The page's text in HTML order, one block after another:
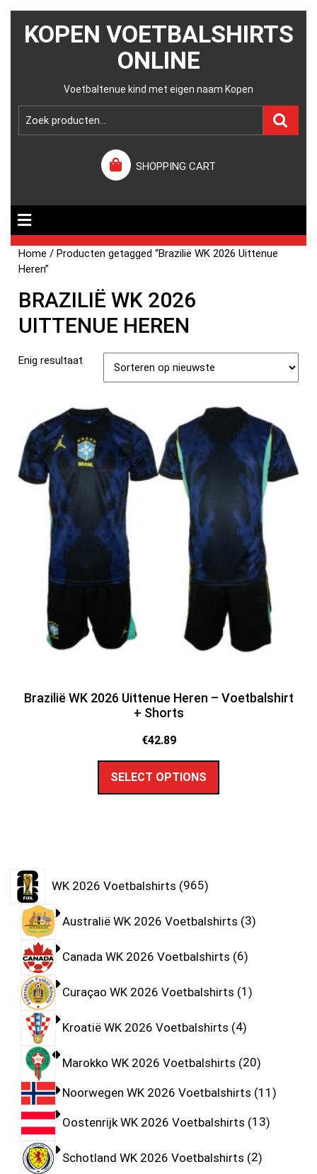
KOPEN VOETBALSHIRTS
ONLINE
Voetbaltenue kind met eigen naam Kopen
SHOPPING CART
Home / Producten getagged “Brazilië WK 2026 Uittenue
Heren”
BRAZILIË WK 2026
UITTENUE HEREN
Enig resultaat
Brazilië WK 2026 Uittenue Heren – Voetbalshirt
+ Shorts
€42.89
SELECT OPTIONS
WK 2026 Voetbalshirts 965
Australië WK 2026 Voetbalshirts 3
Canada WK 2026 Voetbalshirts 6
Curaçao WK 2026 Voetbalshirts 1
Kroatië WK 2026 Voetbalshirts 4
Marokko WK 2026 Voetbalshirts 20
Noorwegen WK 2026 Voetbalshirts 11
Oostenrijk WK 2026 Voetbalshirts 13
Schotland WK 2026 Voetbalshirts 2